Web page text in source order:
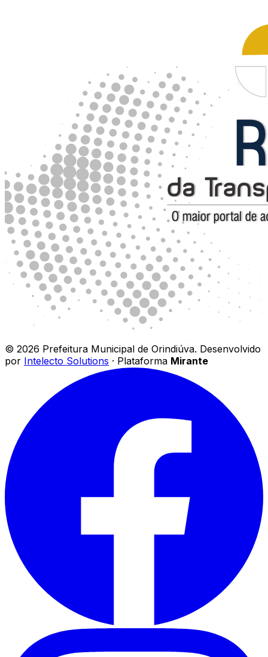
© 2026 Prefeitura Municipal de Orindiúva. Desenvolvido
por Intelecto Solutions · Plataforma Mirante